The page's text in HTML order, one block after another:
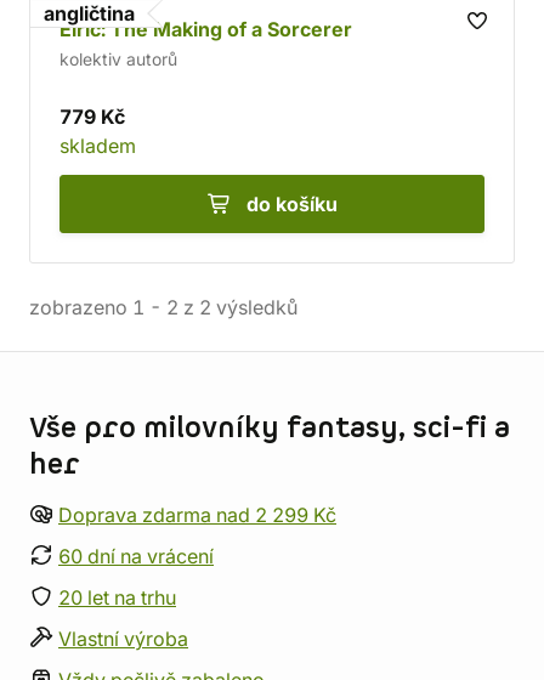
angličtina
Elric: The Making of a Sorcerer
kolektiv autorů
779 Kč
skladem
do košíku
zobrazeno 1 - 2 z 2 výsledků
Vše pro milovníky fantasy, sci-fi a
her
Doprava zdarma nad 2 299 Kč
60 dní na vrácení
20 let na trhu
Vlastní výroba